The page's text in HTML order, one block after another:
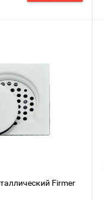
Firmer